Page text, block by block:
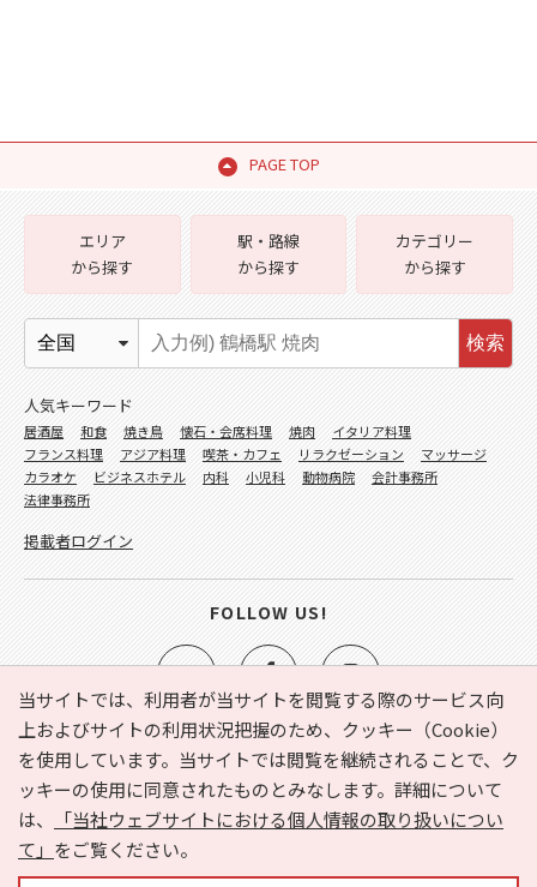
PAGE TOP
当サイトでは、利用者が当サイトを閲覧する際のサービス向
上およびサイトの利用状況把握のため、クッキー（Cookie）
を使用しています。当サイトでは閲覧を継続されることで、ク
ッキーの使用に同意されたものとみなします。詳細について
は、
「当社ウェブサイトにおける個人情報の取り扱いについ
て」 をご覧ください。
e-NAVITA（イーナビタ）とは？ お気に入り
ヘルプ
利用規約
個人情報の取り扱いについて
運営会社
サイトマップ
広告掲載に関するお問い合わせ
エリア
から探す
駅・路線
から探す
カテゴリー
から探す
検索
人気キーワード
居酒屋 和食 焼き鳥 懐石・会席料理 焼肉
イタリア料理
フランス料理
アジア料理 喫茶・カフェ リラクゼーション
マッサージ
カラオケ
ビジネスホテル 内科 小児科 動物病院
会計事務所
法律事務所
掲載者ログイン
FOLLOW US!